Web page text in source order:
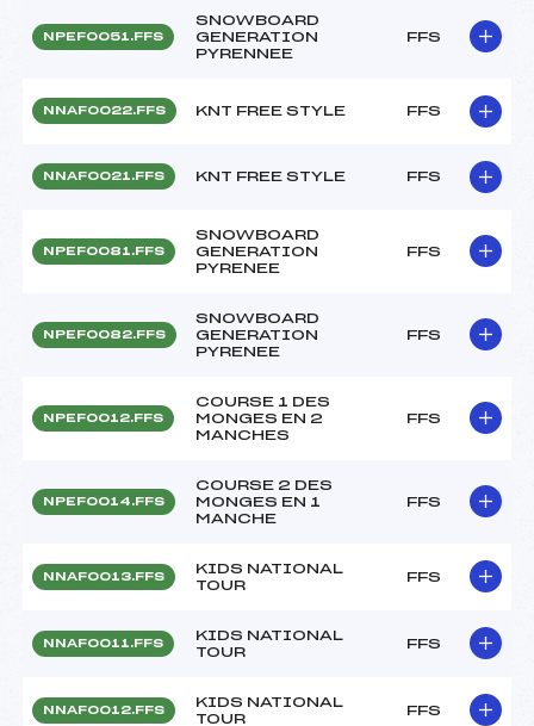
NPEF0051.FFS
SNOWBOARD
GENERATION
PYRENNEE
FFS
NNAF0022.FFS KNT FREE STYLE FFS
NNAF0021.FFS KNT FREE STYLE FFS
NPEF0081.FFS
SNOWBOARD
GENERATION
PYRENEE
FFS
NPEF0082.FFS
SNOWBOARD
GENERATION
PYRENEE
FFS
NPEF0012.FFS
COURSE 1 DES
MONGES EN 2
MANCHES
FFS
NPEF0014.FFS
COURSE 2 DES
MONGES EN 1
MANCHE
FFS
NNAF0013.FFS
KIDS NATIONAL
TOUR
FFS
NNAF0011.FFS
KIDS NATIONAL
TOUR
FFS
NNAF0012.FFS
KIDS NATIONAL
TOUR
FFS